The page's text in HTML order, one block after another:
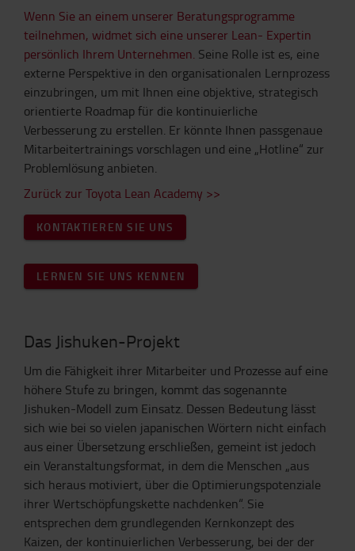
Wenn Sie an einem unserer Beratungsprogramme
teilnehmen, widmet sich eine unserer Lean- Expertin
persönlich Ihrem Unternehmen. Seine Rolle ist es, eine
externe Perspektive in den organisationalen Lernprozess
einzubringen, um mit Ihnen eine objektive, strategisch
orientierte Roadmap für die kontinuierliche
Verbesserung zu erstellen. Er könnte Ihnen passgenaue
Mitarbeitertrainings vorschlagen und eine „Hotline“ zur
Problemlösung anbieten.
Zurück zur Toyota Lean Academy >>
KONTAKTIEREN SIE UNS
LERNEN SIE UNS KENNEN
Das Jishuken-Projekt
Um die Fähigkeit ihrer Mitarbeiter und Prozesse auf eine
höhere Stufe zu bringen, kommt das sogenannte
Jishuken-Modell zum Einsatz. Dessen Bedeutung lässt
sich wie bei so vielen japanischen Wörtern nicht einfach
aus einer Übersetzung erschließen, gemeint ist jedoch
ein Veranstaltungsformat, in dem die Menschen „aus
sich heraus motiviert, über die Optimierungspotenziale
ihrer Wertschöpfungskette nachdenken“. Sie
entsprechen dem grundlegenden Kernkonzept des
Kaizen, der kontinuierlichen Verbesserung, bei der der